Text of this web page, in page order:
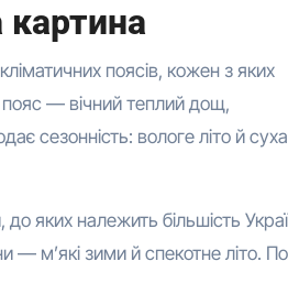
картина
поясів, кожен з яких
пояс — вічний теплий дощ,
сезонність: вологе літо й суха
яких належить більшість
м’які зими й спекотне літо.